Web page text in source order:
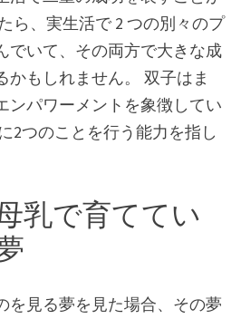
ら、実生活で 2 つの別々のプ
でいて、その両方で大きな成
かもしれません。 双子はま
ンパワーメントを象徴してい
2つのことを行う能力を指し
乳で育ててい
を見る夢を見た場合、その夢